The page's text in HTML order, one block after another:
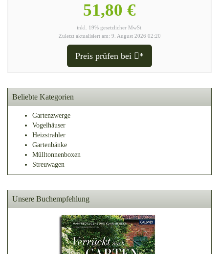
51,80 €
inkl. 19% gesetzlicher MwSt.
Zuletzt aktualisiert am: 9. August 2026 02:20
Preis prüfen bei *
Beliebte Kategorien
Gartenzwerge
Vogelhäuser
Heizstrahler
Gartenbänke
Mülltonnenboxen
Streuwagen
Unsere Buchempfehlung